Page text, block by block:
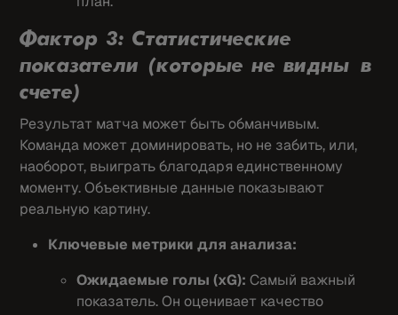
Фактор 3: Статистические
показатели (которые не видны в
счете)
Результат матча может быть обманчивым.
Команда может доминировать, но не забить, или,
наоборот, выиграть благодаря единственному
моменту. Объективные данные показывают
реальную картину.
Ключевые метрики для анализа:
Ожидаемые голы (xG): Самый важный
показатель. Он оценивает качество